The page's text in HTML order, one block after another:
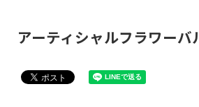
アーティシャルフラワー